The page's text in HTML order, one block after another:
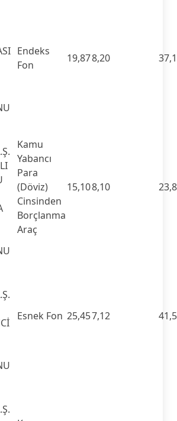
Endeks
Fon
19,878,20
Kamu
Yabancı
Para
(Döviz)
Cinsinden
Borçlanma
Araç
15,108,10
Esnek Fon 25,457,12